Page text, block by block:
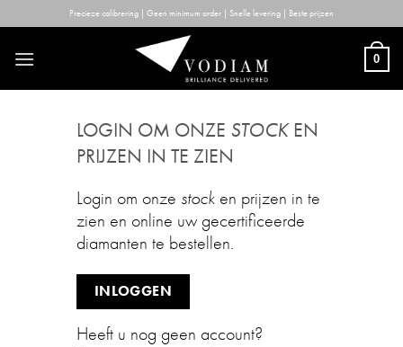
to
content
Precieze calibrering | Geen minimum order | Snelle levering | Beste prijzen
0
LOGIN OM ONZE STOCKEN
PRIJZEN IN TE ZIEN
Login om onze stock en prijzen in te
zien en online uw gecertificeerde
diamanten te bestellen.
INLOGGEN
Heeft u nog geen account?